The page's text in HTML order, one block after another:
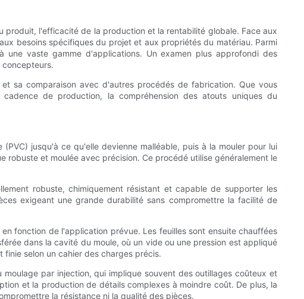
l'efficacité de la production et la rentabilité globale. Face aux
besoins spécifiques du projet et aux propriétés du matériau. Parmi
vaste gamme d'applications. Un examen plus approfondi des
sa comparaison avec d'autres procédés de fabrication. Que vous
de production, la compréhension des atouts uniques du
jusqu'à ce qu'elle devienne malléable, puis à la mouler pour lui
et moulée avec précision. Ce procédé utilise généralement le
robuste, chimiquement résistant et capable de supporter les
exigeant une grande durabilité sans compromettre la facilité de
fonction de l'application prévue. Les feuilles sont ensuite chauffées
dans la cavité du moule, où un vide ou une pression est appliqué
selon un cahier des charges précis.
par injection, qui implique souvent des outillages coûteux et
et la production de détails complexes à moindre coût. De plus, la
la résistance ni la qualité des pièces.